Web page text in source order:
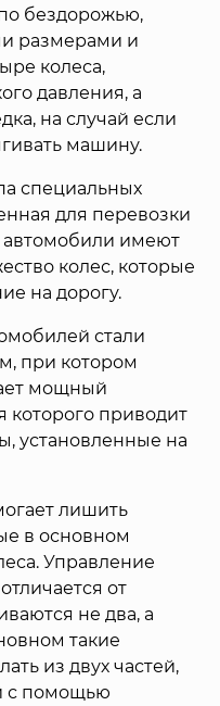
бездорожью,
размерами и
колеса,
давления, а
на случай если
машину.
специальных
для перевозки
автомобили имеют
колес, которые
на дорогу.
стали
при котором
мощный
которого приводит
установленные на
лишить
в основном
Управление
от
не два, а
такие
из двух частей,
с помощью